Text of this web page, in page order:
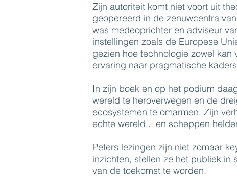
Zijn autoriteit komt niet voort uit
geopereerd in de zenuwcentra
was medeoprichter en adviseur
instellingen zoals de Europese
gezien hoe technologie zowel
ervaring naar pragmatische
In zijn boek en op het podium
wereld te heroverwegen en de
ecosystemen te omarmen. Zijn
echte wereld... en scheppen
Peters lezingen zijn niet zomaar
inzichten, stellen ze het publiek in
van de toekomst te worden.